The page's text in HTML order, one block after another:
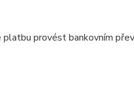
provést bankovním